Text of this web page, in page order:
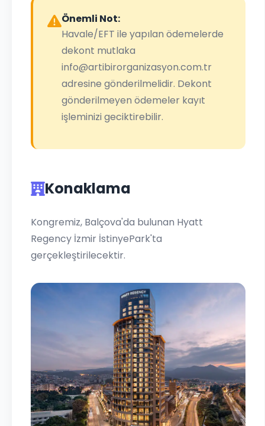
Önemli Not:
Havale/EFT ile yapılan ödemelerde
dekont mutlaka
info@artibirorganizasyon.com.tr
adresine gönderilmelidir. Dekont
gönderilmeyen ödemeler kayıt
işleminizi geciktirebilir.
Konaklama
Kongremiz, Balçova'da bulunan Hyatt
Regency İzmir İstinyePark'ta
gerçekleştirilecektir.